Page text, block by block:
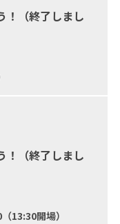
！（終了しまし
！（終了しまし
13:30開場）